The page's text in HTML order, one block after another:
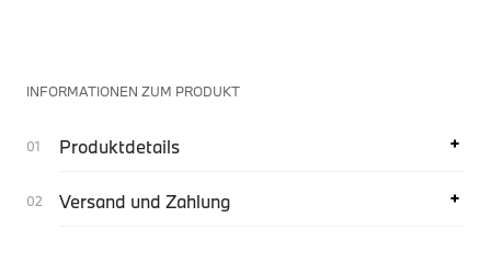
INFORMATIONEN ZUM PRODUKT
Produktdetails
Versand und Zahlung